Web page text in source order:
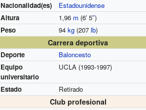
Nacionalidad(es)
Estadounidense
Altura
1,96 m (6′ 5″)
Peso
94kg (207lb)
Carrera deportiva
Deporte
Baloncesto
Equipo
universitario
UCLA (1993-1997)
Estado Retirado
Club profesional